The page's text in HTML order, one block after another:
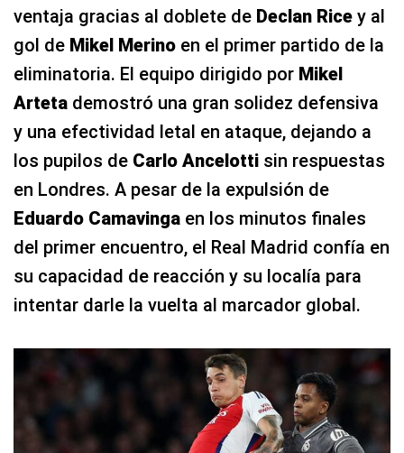
ventaja gracias al doblete de Declan Rice y al
gol de Mikel Merino en el primer partido de la
eliminatoria. El equipo dirigido por Mikel
Arteta demostró una gran solidez defensiva
y una efectividad letal en ataque, dejando a
los pupilos de Carlo Ancelotti sin respuestas
en Londres. A pesar de la expulsión de
Eduardo Camavinga en los minutos finales
del primer encuentro, el Real Madrid confía en
su capacidad de reacción y su localía para
intentar darle la vuelta al marcador global.